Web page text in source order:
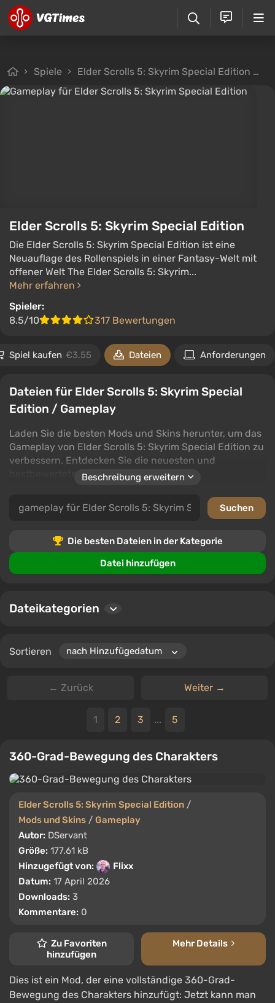
Spiele Elder Scrolls 5: Skyrim Special Edition
Elder Scrolls 5: Skyrim Special Edition
Die Elder Scrolls 5: Skyrim Special Edition ist eine
Neuauflage des Rollenspiels in einer Fantasy-Welt mit
offener Welt The Elder Scrolls 5: Skyrim...
Mehr erfahren
Spieler:
8.5/10
317 Bewertungen
Spiel kaufen €3.55 Dateien Anforderungen
Dateien für Elder Scrolls 5: Skyrim Special
Edition / Gameplay
Laden Sie die besten Mods und Skins herunter, um das
Gameplay von Elder Scrolls 5: Skyrim Special Edition zu
verbessern. Entdecken Sie die neuesten und
bestbewerteten Dateien.
In dieser Kategorie finden Sie eine große Auswahl an
Mods und Skins, die das Spielerlebnis bereichern.
hinterlassen und Inhalte bewerten. Ob grafische
Verbesserungen oder Gameplay-Anpassungen, hier ist
der perfekte Ort, um Elder Scrolls 5: Skyrim Special
Edition nach Ihren Wünschen zu gestalten.
Beschreibung erweitern
Die besten Dateien in der Kategorie
Datei hinzufügen
Dateikategorien
Sortieren
← Zurück Weiter →
1 2 3 ... 5
360-Grad-Bewegung des Charakters
Elder Scrolls 5: Skyrim Special Edition /
Mods und Skins / Gameplay
Autor: DServant
Größe: 177.61 kB
Hinzugefügt von:
Flixx
Datum: 17 April 2026
Downloads: 3
Kommentare: 0
Zu Favoriten
hinzufügen
Mehr Details
Dies ist ein Mod, der eine vollständige 360-Grad-
Bewegung des Charakters hinzufügt: Jetzt kann man